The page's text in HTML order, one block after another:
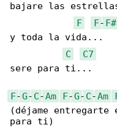
bajare las
F
F- F#
y toda la vida...
C
C7
sere para ti...
F-G- C-Am F-G- C-Am
(déjame entregarte
para ti)